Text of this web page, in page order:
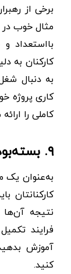
برخی از
مثال خوب در
بااستعداد
کارکنان به
به دنبال
کاری پروژه
کاملی را
۹. بسته‌بودن ذهن
به‌عنوان
کارکنانتان
نتیجه آن‌ها
فرایند
آموزش
کنید.